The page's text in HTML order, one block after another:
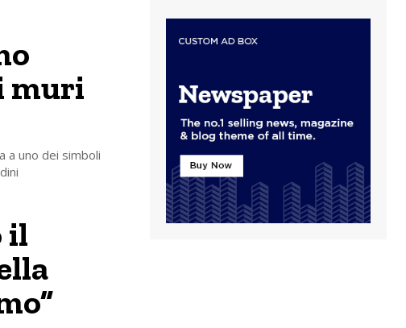
muri
a uno dei simboli
il